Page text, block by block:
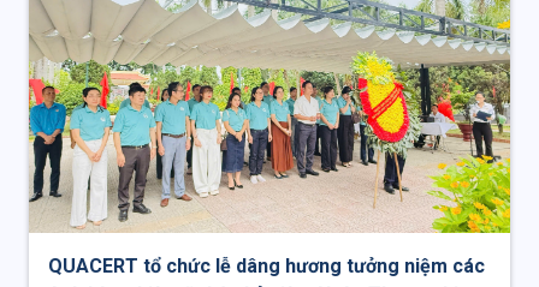
QUACERT tổ chức lễ dâng hương tưởng niệm các